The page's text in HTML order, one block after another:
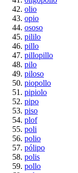
olio
opio
ososo
pililo
pillo
pillopillo
pilo
piloso
piopollo
pipiolo
pipo
piso
plof
poli
polio
pólipo
polis
pollo